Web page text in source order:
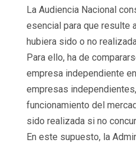
La Audiencia Nacional
esencial para que resulte
hubiera sido o no
Para ello, ha de
empresa independiente
empresas
funcionamiento del
sido realizada si no
En este supuesto, la